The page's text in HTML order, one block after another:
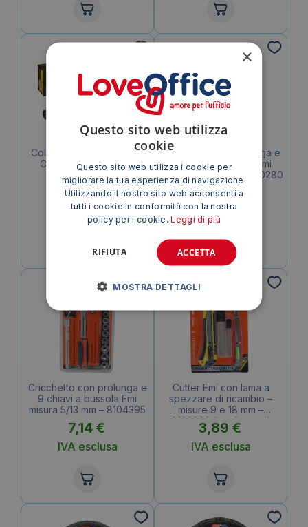
Colla Trasparente Pattex
Contact 50gr 1419321
3,02€
IVA esclusa
Cricchetto con prolunga e
12 chiavi a bussola Emi
misura 10/24 mm – 8100280
12,90€
IVA esclusa
Cricchetto con prolunga e
9 chiavi a bussola Emi
misura 5/13 mm – 8104395
7,14 €
IVA esclusa
Cutter Emi con lama a
spezzare di ricambio –
misure 9 e 18 mm –
8103826 (set 2 pezzi)
3,89 €
IVA esclusa
×
Questo sito web utilizza
cookie
Questo sito web utilizza i cookie per
migliorare la tua esperienza di navigazione.
Utilizzando il nostro sito web acconsenti a
tutti i cookie in conformità con la nostra
policy per i cookie.Leggi di più
ACCETTA
RIFIUTA
MOSTRA DETTAGLI